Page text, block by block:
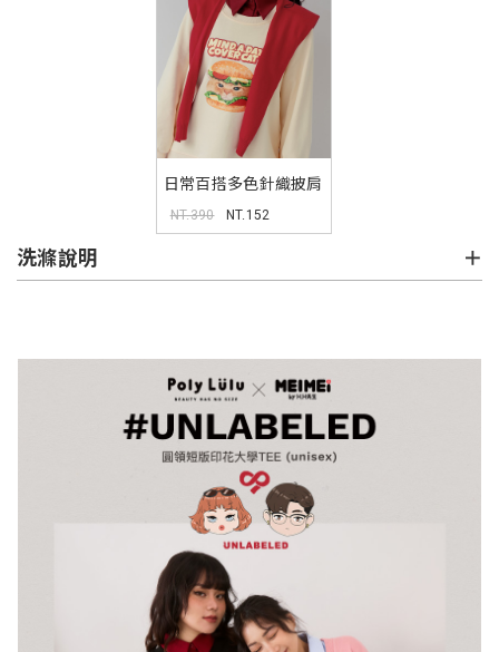
日常百搭多色針織披肩
NT.390 NT.152
洗滌說明